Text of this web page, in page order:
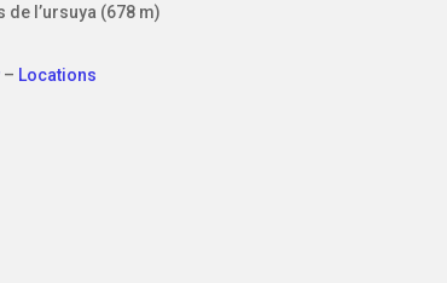
de l’ursuya (678 m)
– Locations